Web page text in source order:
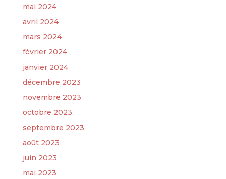
mai 2024
avril 2024
mars 2024
février 2024
janvier 2024
décembre 2023
novembre 2023
octobre 2023
septembre 2023
août 2023
juin 2023
mai 2023